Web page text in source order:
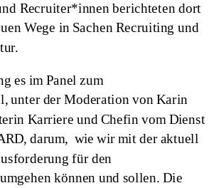
Recruiter*innen berichteten dort
Wege in Sachen Recruiting und
es im Panel zum
unter der Moderation von Karin
Karriere und Chefin vom Dienst
darum, wie wir mit der aktuell
für den
können und sollen. Die